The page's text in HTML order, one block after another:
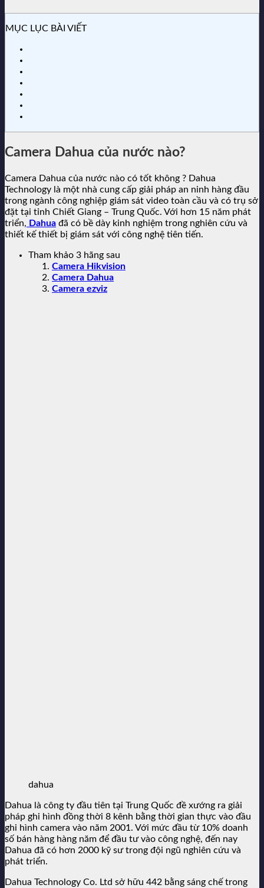
MỤC LỤC BÀI VIẾT
Camera Dahua của nước nào?
Camera Dahua của nước nào có tốt không ? Dahua
Technology là một nhà cung cấp giải pháp an ninh hàng đầu
trong ngành công nghiệp giám sát video toàn cầu và có trụ sở
đặt tại tỉnh Chiết Giang – Trung Quốc. Với hơn 15 năm phát
triển, Dahua đã có bề dày kinh nghiệm trong nghiên cứu và
thiết kế thiết bị giám sát với công nghệ tiên tiến.
Tham khảo 3 hãng sau
Camera Hikvision
Camera Dahua
Camera ezviz
dahua
Dahua là công ty đầu tiên tại Trung Quốc đề xướng ra giải
pháp ghi hình đồng thời 8 kênh bằng thời gian thực vào đầu
ghi hình camera vào năm 2001. Với mức đầu từ 10% doanh
số bán hàng hàng năm để đầu tư vào công nghệ, đến nay
Dahua đã có hơn 2000 kỹ sư trong đội ngũ nghiên cứu và
phát triển.
Dahua Technology Co. Ltd sở hữu 442 bằng sáng chế trong